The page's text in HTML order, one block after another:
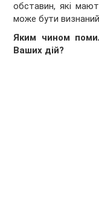
обставин, які
може бути
Яким чином
Ваших дій?